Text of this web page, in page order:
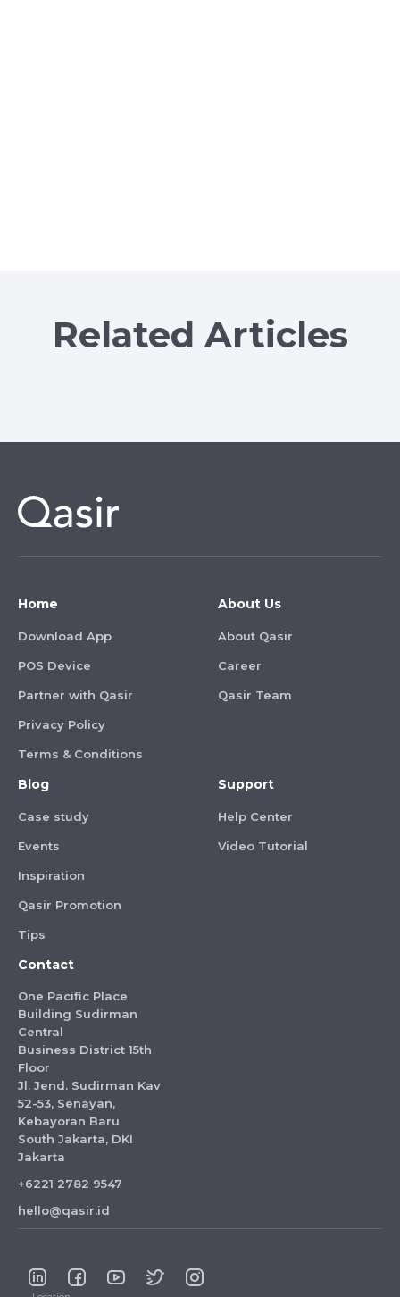
Related Articles
Home
Download App
POS Device
Partner with Qasir
Privacy Policy
Terms & Conditions
About Us
About Qasir
Career
Qasir Team
Blog
Case study
Events
Inspiration
Qasir Promotion
Tips
Support
Help Center
Video Tutorial
Contact
One Pacific Place
Building Sudirman
Central
Business District 15th
Floor
Jl. Jend. Sudirman Kav
52-53, Senayan,
Kebayoran Baru
South Jakarta, DKI
Jakarta
+6221 2782 9547
hello@qasir.id